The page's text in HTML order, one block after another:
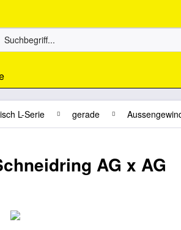
L-Serie gerade
AG x AG